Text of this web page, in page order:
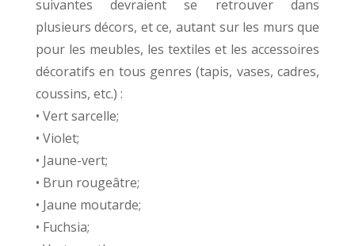
suivantes devraient se retrouver dans
plusieurs décors, et ce, autant sur les murs que
pour les meubles, les textiles et les accessoires
décoratifs en tous genres (tapis, vases, cadres,
coussins, etc.) :
• Vert sarcelle;
• Violet;
• Jaune-vert;
• Brun rougeâtre;
• Jaune moutarde;
• Fuchsia;